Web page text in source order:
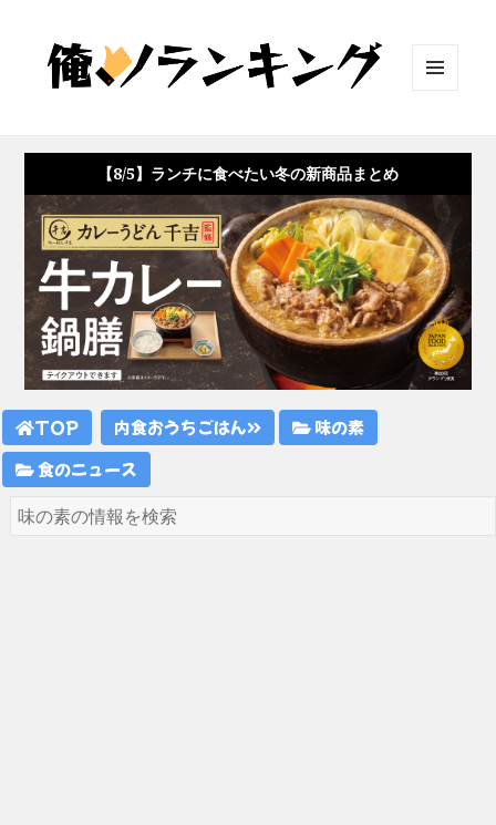
ット
【8/5】ランチに食べたい冬の新商品まとめ
TOP 内食おうちごはん
味の素
食のニュース